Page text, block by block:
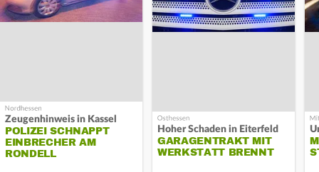
Zeugenhinweis in Kassel
POLIZEI SCHNAPPT
EINBRECHER AM
RONDELL
Hoher Schaden in Eiterfeld
GARAGENTRAKT MIT
WERKSTATT BRENNT